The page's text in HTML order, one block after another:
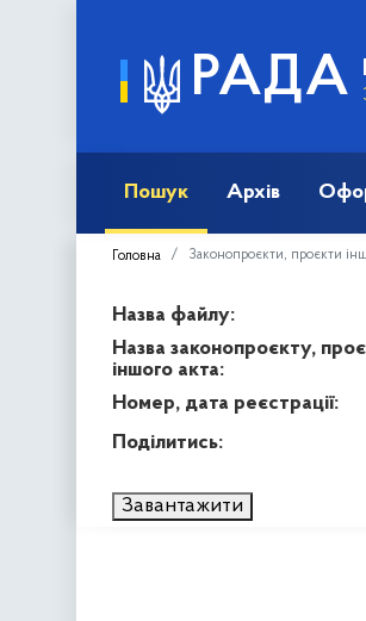
РАДА
Пошук Архів
Головна Законопроєкти, проєкти
Назва файлу:
Назва законопроєкту,
іншого акта:
Номер, дата реєстрації:
Поділитись:
Завантажити